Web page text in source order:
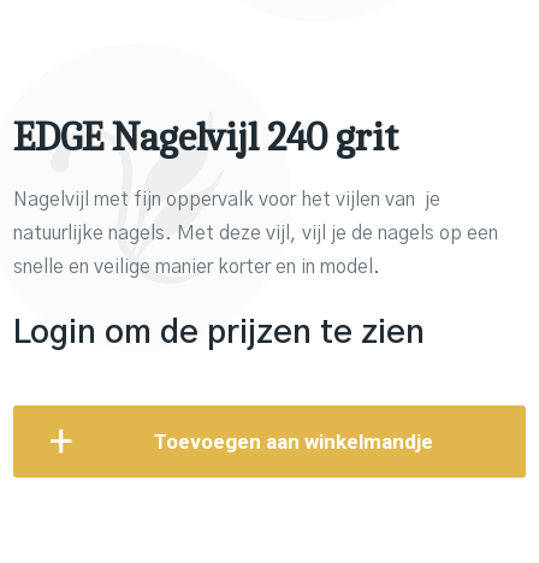
EDGE Nagelvijl 240 grit
Nagelvijl met fijn oppervalk voor het vijlen van je
natuurlijke nagels. Met deze vijl, vijl je de nagels op een
snelle en veilige manier korter en in model.
Login om de prijzen te zien
Toevoegen aan winkelmandje